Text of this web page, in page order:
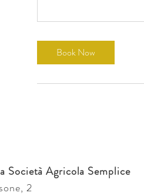
Book Now
Società Agricola Semplice
2